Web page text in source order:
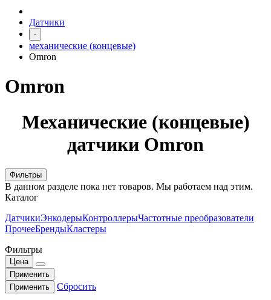
Датчики
-
механические (концевые)
Omron
Omron
Механические (концевые)
датчики Omron
Фильтры
В данном разделе пока нет товаров. Мы работаем над этим.
Каталог
ДатчикиЭнкодерыКонтроллерыЧастотные преобразователи
ПрочееБрендыКластеры
Фильтры
Цена
Применить
Применить
Сбросить